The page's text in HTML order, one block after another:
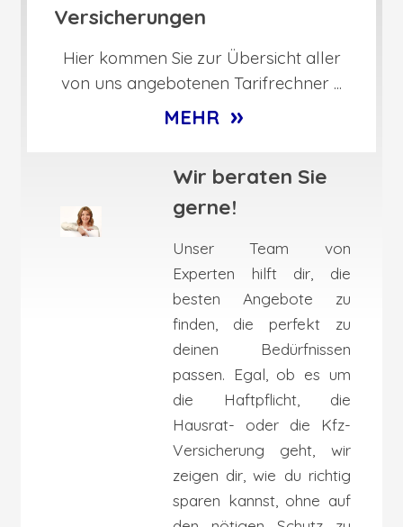
Versicherungen
Hier kommen Sie zur Übersicht aller
von uns angebotenen Tarifrechner ...
MEHR »
Wir beraten Sie
gerne!
Unser Team von
Experten hilft dir, die
besten Angebote zu
finden, die perfekt zu
deinen Bedürfnissen
passen. Egal, ob es um
die Haftpflicht, die
Hausrat- oder die Kfz-
Versicherung geht, wir
zeigen dir, wie du richtig
sparen kannst, ohne auf